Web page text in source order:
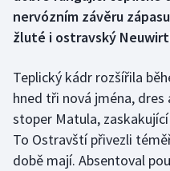
Florbal
Futsal
Gymnastika
nervózním závěru
žluté i ostravský
Teplický kádr rozšířila
hned tři nová jména,
stoper Matula,
To Ostravští přivezli
době mají. Absentoval